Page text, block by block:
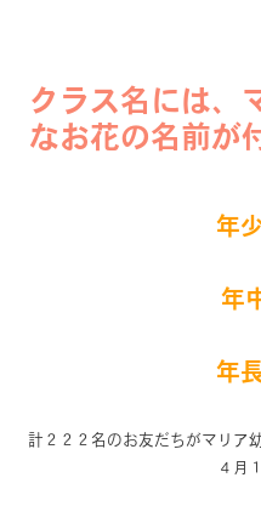
クラス名には、
なお花の名前が
年
年
年
計２２２名のお友だちがマリア
４月